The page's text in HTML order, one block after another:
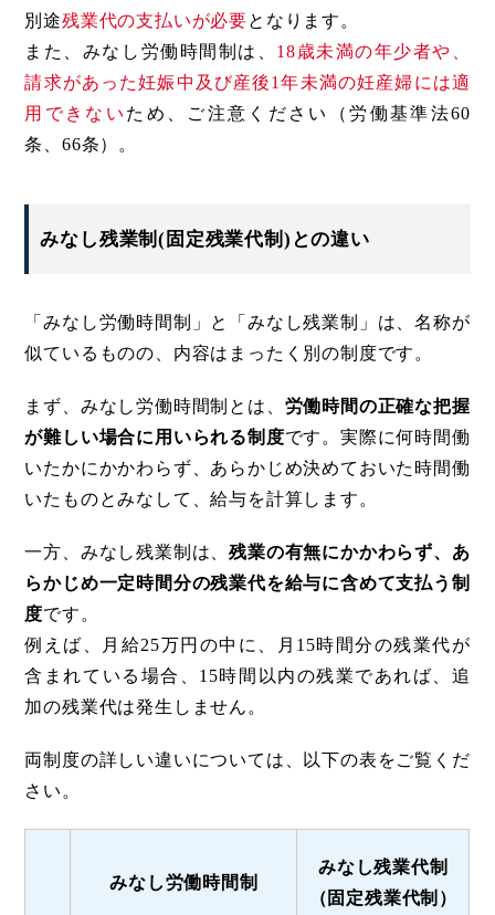
別途残業代の支払いが必要となります。
また、みなし労働時間制は、 18歳未満の年少者や、
請求があった妊娠中及び産後1年未満の妊産婦には適
用できない ため、ご注意ください（労働基準法60
条、66条）。
みなし残業制(固定残業代制)との違い
「みなし労働時間制」と「みなし残業制」は、名称が
似ているものの、内容はまったく別の制度です。
まず、みなし労働時間制とは、 労働時間の正確な把握
が難しい場合に用いられる制度です。実際に何時間働
いたかにかかわらず、あらかじめ決めておいた時間働
いたものとみなして、給与を計算します。
一方、みなし残業制は、残業の有無にかかわらず、あ
らかじめ一定時間分の残業代を給与に含めて支払う制
度です。
例えば、月給25万円の中に、月15時間分の残業代が
含まれている場合、15時間以内の残業であれば、追
加の残業代は発生しません。
両制度の詳しい違いについては、以下の表をご覧くだ
さい。
みなし労働時間制
みなし残業代制
（固定残業代制）